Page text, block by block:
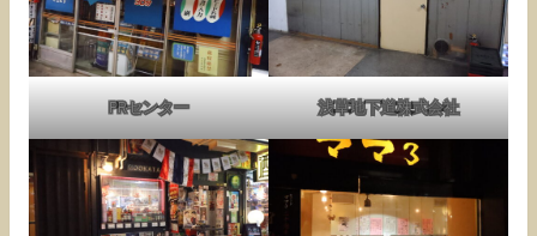
PRセンター 浅草地下道株式会社